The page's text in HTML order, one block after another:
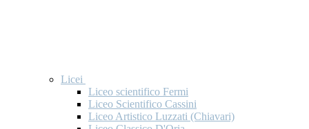
Licei
Liceo scientifico Fermi
Liceo Scientifico Cassini
Liceo Artistico Luzzati (Chiavari)